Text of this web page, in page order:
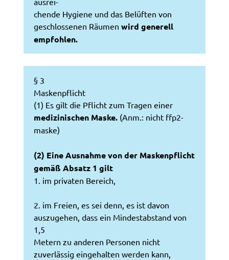
chende Hygiene und das Belüften von
geschlossenen Räumenwird generell
empfohlen.
§ 3
Maskenpflicht
(1) Es gilt die Pflicht zum Tragen einer
medizinischen Maske. (Anm.: nicht ffp2-
maske)
(2) Eine Ausnahme von der Maskenpflicht
gemäß Absatz 1 gilt
1. im privaten Bereich,
2. im Freien, es sei denn, es ist davon
auszugehen, dass ein Mindestabstand von
1,5
Metern zu anderen Personen nicht
zuverlässig eingehalten werden kann,